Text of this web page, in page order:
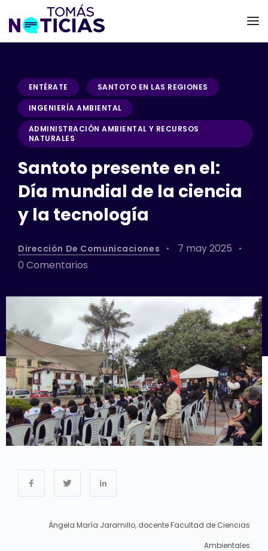
ENTÉRATE SANTOTO EN LAS REGIONES
INGENIERÍA AMBIENTAL
ADMINISTRACIÓN AMBIENTAL Y RECURSOS
NATURALES
Santoto presente en el:
Día mundial de la ciencia
y la tecnología
Dirección De Comunicaciones
7 may 2025
0 Comentarios
Ángela María Jaramillo, docente Facultad de Ciencias
Ambientales